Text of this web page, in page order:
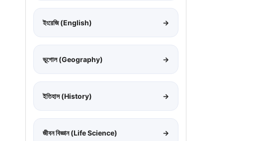
ইংরেজি (English) →
ভূগোল (Geography) →
ইতিহাস (History) →
জীবন বিজ্ঞান (Life Science) →